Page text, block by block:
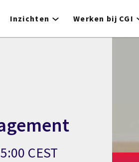
Inzichten Werken bij CGI
CEST